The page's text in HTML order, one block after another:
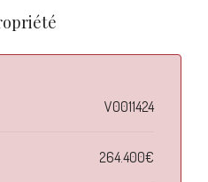
V0011424
264.400€